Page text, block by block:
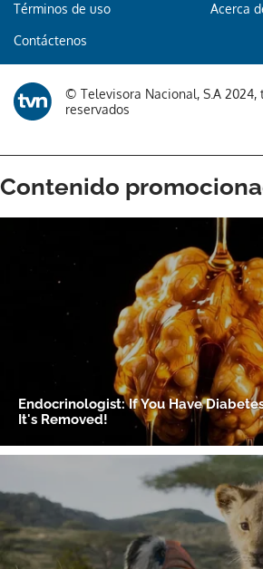
Términos de uso Acerca
Contáctenos
© Televisora Nacional, S.A 2024,
reservados